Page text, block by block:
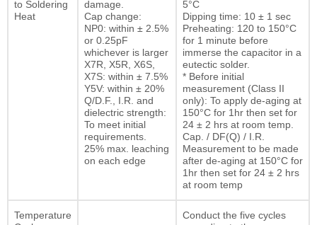
to Soldering
Heat
damage.
Cap change:
NP0: within ± 2.5%
or 0.25pF
whichever is larger
X7R, X5R, X6S,
X7S: within ± 7.5%
Y5V: within ± 20%
Q/D.F., I.R. and
dielectric strength:
To meet initial
requirements.
25% max. leaching
on each edge
5°C
Dipping time: 10 ± 1 sec
Preheating: 120 to 150°C
for 1 minute before
immerse the capacitor in a
eutectic solder.
* Before initial
measurement (Class II
only): To apply de-aging at
150°C for 1hr then set for
24 ± 2 hrs at room temp.
Cap. / DF(Q) / I.R.
Measurement to be made
after de-aging at 150°C for
1hr then set for 24 ± 2 hrs
at room temp
Temperature
Conduct the five cycles